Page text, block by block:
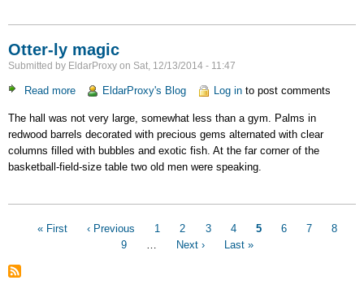
Пишу
Otter-ly magic
Submitted by EldarProxy on Sat, 12/13/2014 - 11:47
Read more about
ly
magic
EldarProxy's Blog Log into post comments
The hall was not very large, somewhat less than a gym. Palms in
redwood barrels decorated with precious gems alternated with clear
columns filled with bubbles and exotic fish. At the far corner of the
basketball-field-size table two old men were speaking.
Pagination
First
« First
Previous
‹ Previous Page
1 Page
2 Page
3 Page
4
Current
5 Page
6 Page
7 Page
8
9
…
Next
Next ›
Last
Last »